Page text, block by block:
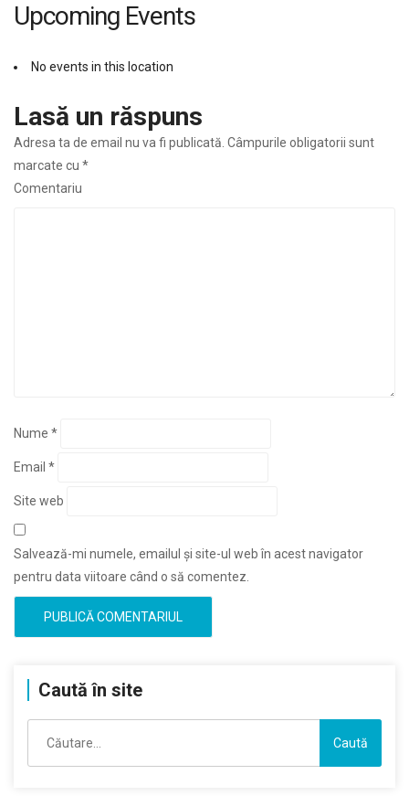
Upcoming Events
No events in this location
Lasă un răspuns
Adresa ta de email nu va fi publicată. Câmpurile obligatorii sunt
marcate cu *
Comentariu
Nume *
Email *
Site web
Salvează-mi numele, emailul și site-ul web în acest navigator
pentru data viitoare când o să comentez.
Caută în site
după: